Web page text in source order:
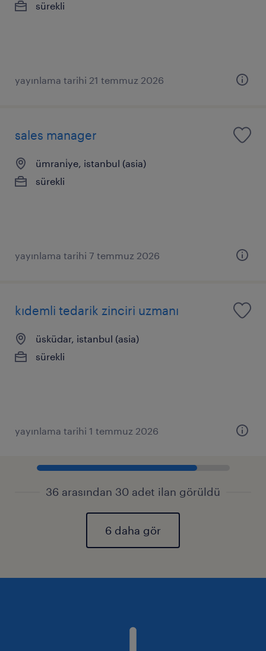
sürekli
yayınlama tarihi 21 temmuz 2026
sales manager
ümrani̇ye, istanbul (asia)
sürekli
yayınlama tarihi 7 temmuz 2026
kıdemli tedarik zinciri uzmanı
üsküdar, istanbul (asia)
sürekli
yayınlama tarihi 1 temmuz 2026
36 arasından 30 adet ilan görüldü
6 daha gör